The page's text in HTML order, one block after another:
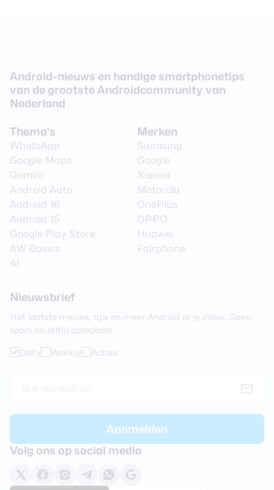
Android-nieuws en handige smartphonetips
van de grootste Androidcommunity van
Nederland
Thema's
WhatsApp
Google Maps
Gemini
Android Auto
Android 16
Android 15
Google Play Store
AW Basics
AI
Merken
Samsung
Google
Xiaomi
Motorola
OnePlus
OPPO
Huawei
Fairphone
Nieuwsbrief
Het laatste nieuws, tips en meer Android in je inbox. Geen
spam en altijd opzegbaar.
Daily Weekly Acties
Volg ons op social media